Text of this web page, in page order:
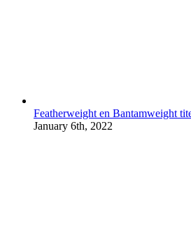
Featherweight en Bantamweight
January 6th, 2022